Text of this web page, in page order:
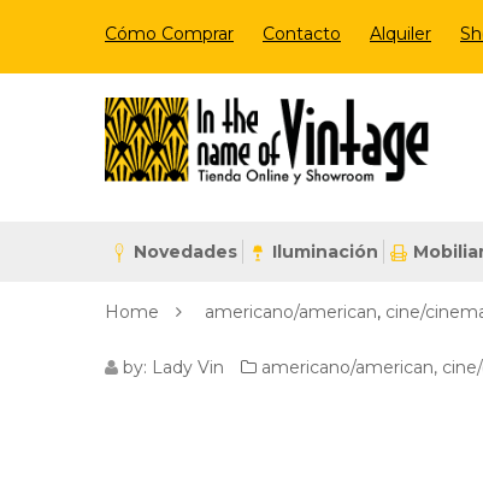
Cómo Comprar Contacto Alquiler
Novedades Iluminación
Home americano/american, cine/
HALLOWEEN
by: Lady Vin americano/american,